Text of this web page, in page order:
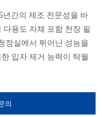
간의 제조 전문성을 바
용도 자체 포함 천장 필
정실에서 뛰어난 성능을
입자 제거 능력이 탁월
의